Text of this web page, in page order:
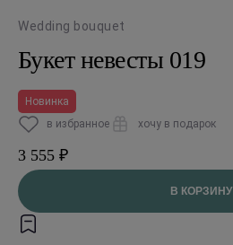
Wedding bouquet
Букет невесты 019
Новинка
в избранное
хочу в подарок
3 555 ₽
В КОРЗИНУ